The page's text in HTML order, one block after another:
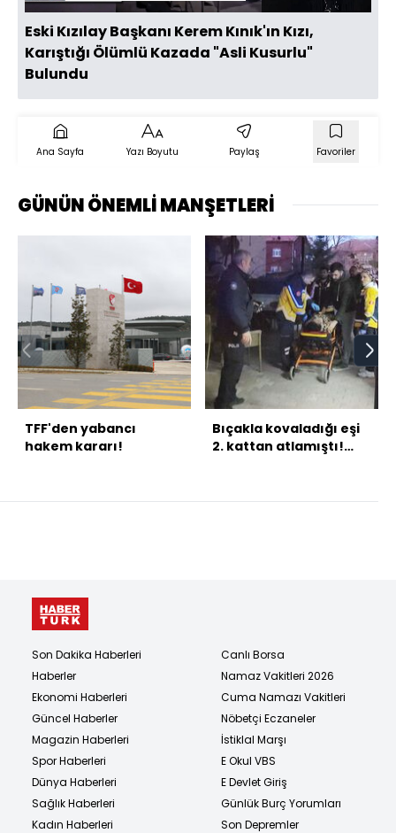
Eski Kızılay Başkanı Kerem Kınık'ın Kızı,
Karıştığı Ölümlü Kazada "Asli Kusurlu"
Bulundu
Ana Sayfa Yazı Boyutu Paylaş Favoriler
GÜNÜN ÖNEMLİ MANŞETLERİ
TFF'den yabancı
hakem kararı!
Bıçakla kovaladığı eşi
2. kattan atlamıştı!
Son Dakika Haberleri
Haberler
Ekonomi Haberleri
Güncel Haberler
Magazin Haberleri
Spor Haberleri
Dünya Haberleri
Sağlık Haberleri
Kadın Haberleri
Canlı Borsa
Namaz Vakitleri 2026
Cuma Namazı Vakitleri
Nöbetçi Eczaneler
İstiklal Marşı
E Okul VBS
E Devlet Giriş
Günlük Burç Yorumları
Son Depremler